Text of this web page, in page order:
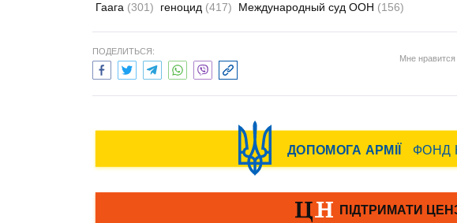
Гаага (301) геноцид (417) Международный суд ООН (156)
ПОДЕЛИТЬСЯ:
Мне нравится